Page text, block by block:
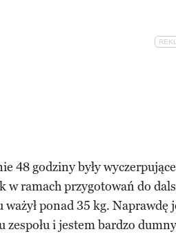
48 godziny były
w ramach przygotowań do
ważył ponad 35 kg.
zespołu i jestem bardzo